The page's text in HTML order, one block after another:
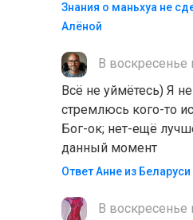
Знания о маньхуа не
Алëной
В воскресенье
Всё не уймётесь) Я
стремлюсь кого-то
Бог-ок; нет-ещё
данный момент
Ответ Анне из Беларуси
В воскресенье